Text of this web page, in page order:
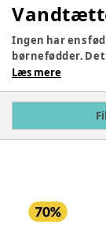
Ingen har ens
børnefødder.
udvalg af seje og
falder i din smag.
Læs mere